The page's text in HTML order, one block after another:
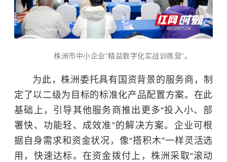
株洲市中小企业“精益数字化实战训练营”。
为此，株洲委托具有国资背景的服务商，制
定了以二级为目标的标准化产品配置方案。在此
基础上，引导其他服务商推出更多“投入小、部
署快、功能轻、成效准”的解决方案。企业可根
据自身需求和资金状况，像“搭积木”一样灵活选
用，快速达标。在资金拨付上，株洲采取“滚动